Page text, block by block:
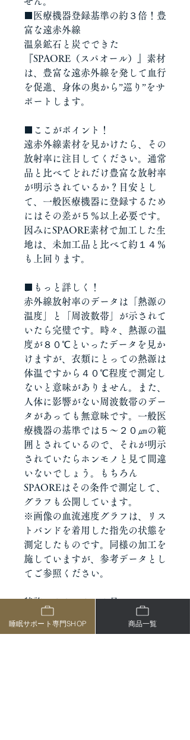
■医療機器登録基準の約３倍！豊
富な遠赤外線
温泉鉱石と炭でできた
『SPAORE（スパオール）』素材
は、豊富な遠赤外線を発して血行
を促進、身体の奥から”巡り”をサ
ポートします。
■ここがポイント！
遠赤外線素材を見かけたら、その
放射率に注目してください。通常
品と比べてどれだけ豊富な放射率
が明示されているか？目安とし
て、一般医療機器に登録するため
にはその差が５％以上必要です。
因みにSPAORE素材で加工した生
地は、未加工品と比べて約１４％
も上回ります。
■もっと詳しく！
赤外線放射率のデータは「熱源の
温度」と「周波数帯」が示されて
いたら完璧です。時々、熱源の温
度が８０℃といったデータを見か
けますが、衣類にとっての熱源は
体温ですから４０℃程度で測定し
ないと意味がありません。また、
人体に影響がない周波数帯のデー
タがあっても無意味です。一般医
療機器の基準では５～２０㎛の範
囲とされているので、それが明示
されていたらホンモノと見て間違
いないでしょう。もちろん
SPAOREはその条件で測定して、
グラフも公開しています。
※画像の血流速度グラフは、リス
トバンドを着用した指先の状態を
測定したものです。同様の加工を
施していますが、参考データとし
てご参照ください。
特許７３８５６４３号
「血流促進、リラクゼーション及
び運動能力向上のための粉体組成
睡眠サポート専門SHOP 商品一覧